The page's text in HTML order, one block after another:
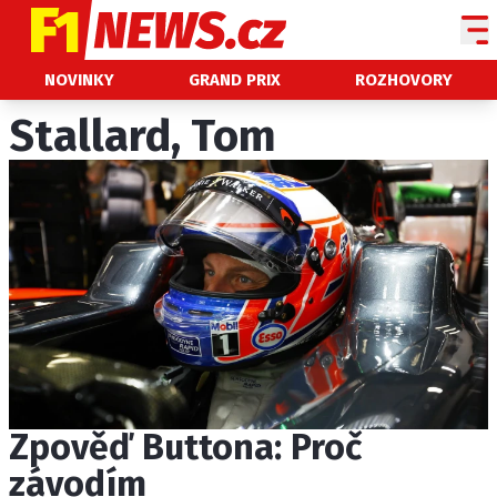
NOVINKY GRAND PRIX ROZHOVORY
NOVINKY
GRAND PRIX
PADDOCK LINE
TECHNIKA
HISTORIE GP
PROFILY JEZDCŮ
PROFILY TÝMŮ
ROZHOVORY
OSTATNÍ
SLEDUJTE NÁS NA|
Stallard, Tom
Zpověď Buttona: Proč
závodím